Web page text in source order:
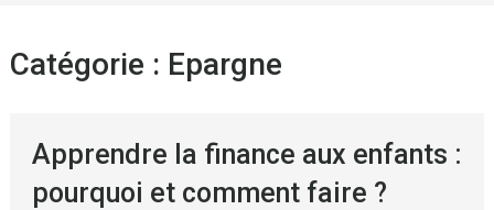
Catégorie : Epargne
Apprendre la finance aux enfants :
pourquoi et comment faire ?